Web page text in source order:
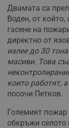
Двамата са
Воден, от
гасене на
директно от
излее до 30
масиви. Това
които работят,
посочи Петков.
Големият пожар
обкръжи селото